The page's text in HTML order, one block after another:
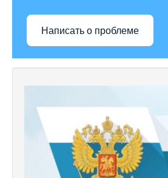
Написать о проблеме